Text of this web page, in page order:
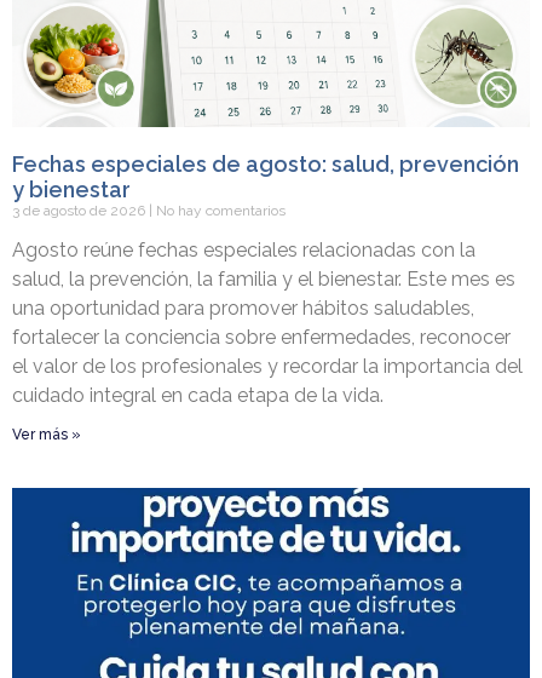
Fechas especiales de agosto: salud, prevención
y bienestar
3 de agosto de 2026 No hay comentarios
Agosto reúne fechas especiales relacionadas con la
salud, la prevención, la familia y el bienestar. Este mes es
una oportunidad para promover hábitos saludables,
fortalecer la conciencia sobre enfermedades, reconocer
el valor de los profesionales y recordar la importancia del
cuidado integral en cada etapa de la vida.
Ver más »